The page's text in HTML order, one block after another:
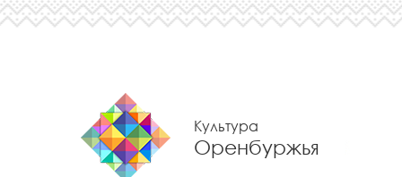
Культура
Оренбуржья